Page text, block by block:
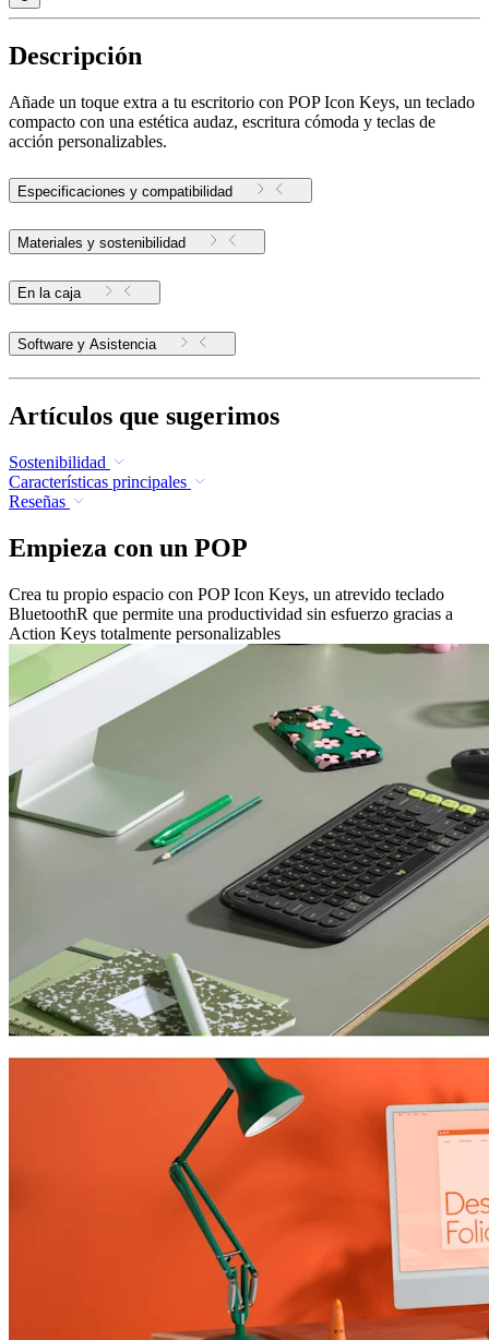
Descripción
Añade un toque extra a tu escritorio con POP Icon Keys, un teclado
compacto con una estética audaz, escritura cómoda y teclas de
acción personalizables.
Especificaciones y compatibilidad
Materiales y sostenibilidad
En la caja
Software y Asistencia
Artículos que sugerimos
Sostenibilidad
Características principales
Reseñas
Empieza con un POP
Crea tu propio espacio con POP Icon Keys, un atrevido teclado
BluetoothR que permite una productividad sin esfuerzo gracias a
Action Keys totalmente personalizables